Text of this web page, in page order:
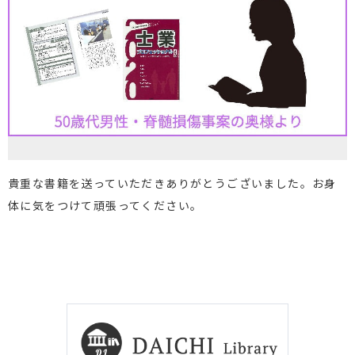
貴重な書籍を送っていただきありがとうございました。お身
体に気をつけて頑張ってください。